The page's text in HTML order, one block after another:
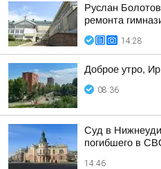
Руслан
ремонта
14:28
Доброе утро,
08:36
Суд в
погибшего в
14:46